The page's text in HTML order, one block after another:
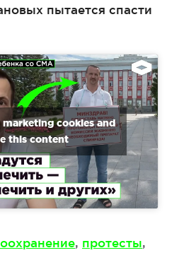
пытается спасти
cookies and
this content
, протесты,